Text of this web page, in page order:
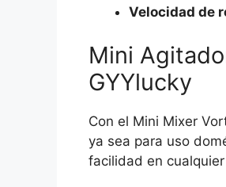
Velocidad de
Mini
GYYlucky
Con el Mini Mixer
ya sea para uso
facilidad en